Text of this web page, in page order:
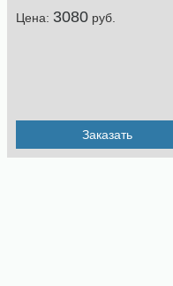
Цена: 3080 pуб.
Заказать